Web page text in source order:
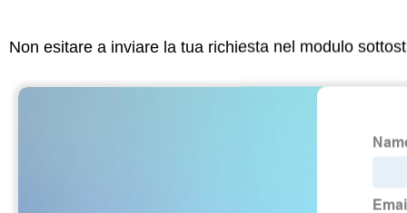
Non esitare a inviare la tua richiesta nel modulo